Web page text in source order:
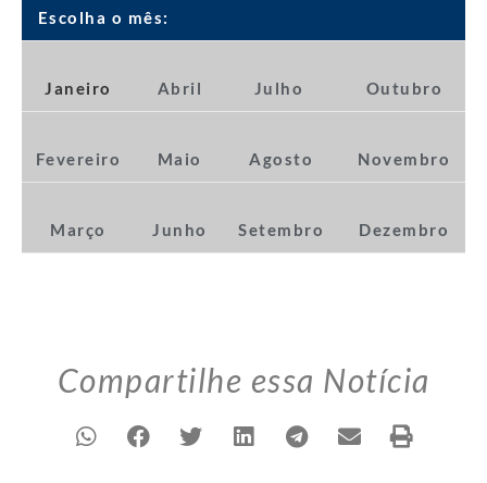
Escolha o mês:
Janeiro Abril Julho Outubro
Fevereiro Maio Agosto Novembro
Março Junho Setembro Dezembro
Compartilhe essa Notícia